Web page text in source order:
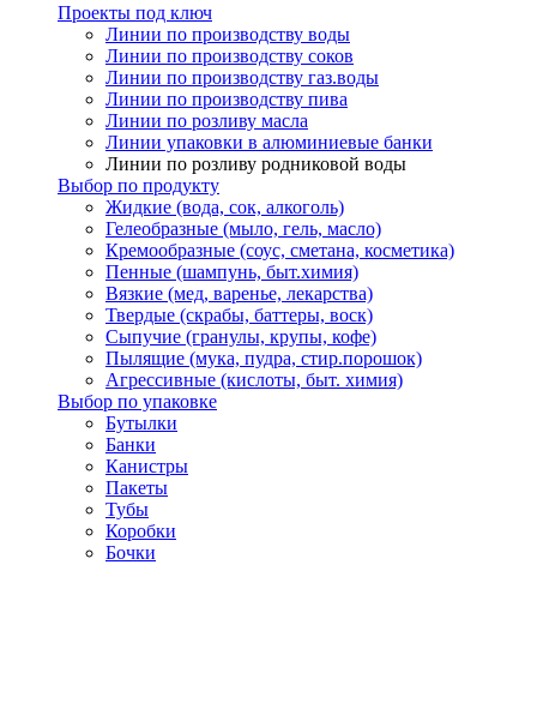
Проекты под ключ
Линии по производству воды
Линии по производству соков
Линии по производству газ.воды
Линии по производству пива
Линии по розливу масла
Линии упаковки в алюминиевые банки
Линии по розливу родниковой воды
Выбор по продукту
Жидкие (вода, сок, алкоголь)
Гелеобразные (мыло, гель, масло)
Кремообразные (соус, сметана, косметика)
Пенные (шампунь, быт.химия)
Вязкие (мед, варенье, лекарства)
Твердые (скрабы, баттеры, воск)
Сыпучие (гранулы, крупы, кофе)
Пылящие (мука, пудра, стир.порошок)
Агрессивные (кислоты, быт. химия)
Выбор по упаковке
Бутылки
Банки
Канистры
Пакеты
Тубы
Коробки
Бочки